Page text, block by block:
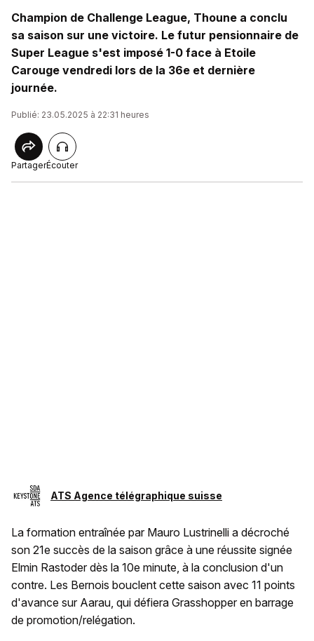
Champion de Challenge League, Thoune a conclu
sa saison sur une victoire. Le futur pensionnaire de
Super League s'est imposé 1-0 face à Etoile
Carouge vendredi lors de la 36e et dernière
journée.
Publié: 23.05.2025 à 22:31 heures
PartagerÉcouter
ATS Agence télégraphique suisse
La formation entraînée par Mauro Lustrinelli a décroché
son 21e succès de la saison grâce à une réussite signée
Elmin Rastoder dès la 10e minute, à la conclusion d'un
contre. Les Bernois bouclent cette saison avec 11 points
d'avance sur Aarau, qui défiera Grasshopper en barrage
de promotion/relégation.